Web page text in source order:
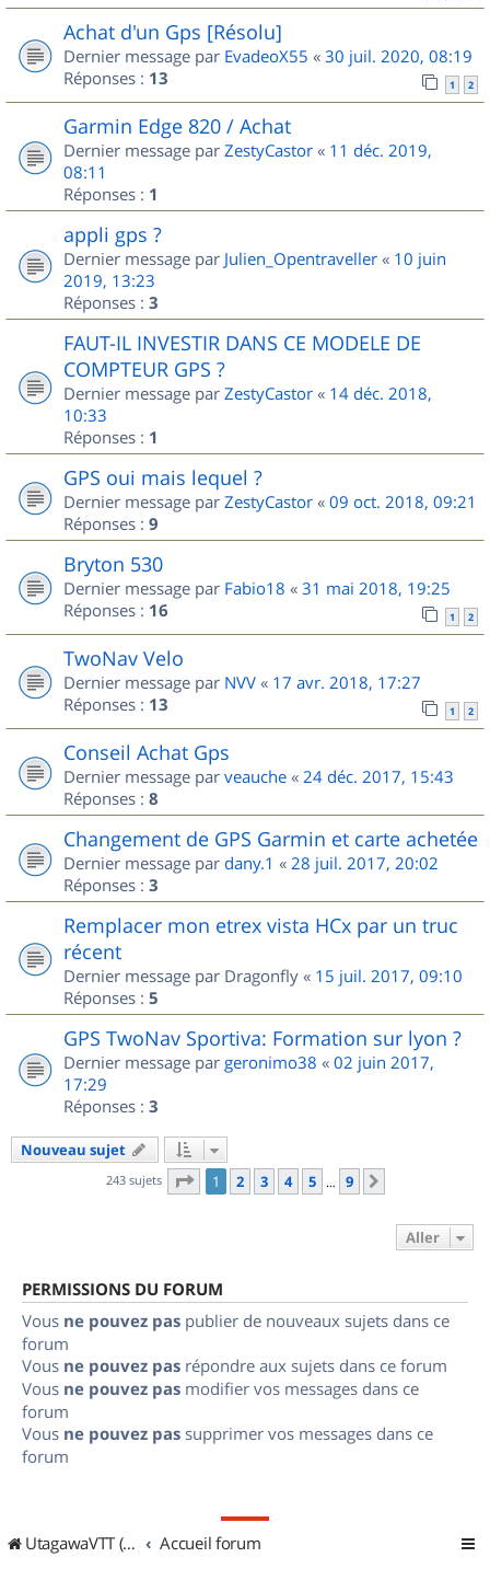
Achat d'un Gps [Résolu]
Dernier message par EvadeoX55 « 30 juil. 2020, 08:19
Réponses : 13 1 2
Garmin Edge 820 / Achat
Dernier message par ZestyCastor « 11 déc. 2019,
08:11
Réponses : 1
appli gps ?
Dernier message par Julien_Opentraveller « 10 juin
2019, 13:23
Réponses : 3
FAUT-IL INVESTIR DANS CE MODELE DE
COMPTEUR GPS ?
Dernier message par ZestyCastor « 14 déc. 2018,
10:33
Réponses : 1
GPS oui mais lequel ?
Dernier message par ZestyCastor « 09 oct. 2018, 09:21
Réponses : 9
Bryton 530
Dernier message par Fabio18 « 31 mai 2018, 19:25
Réponses : 16 1 2
TwoNav Velo
Dernier message par NVV « 17 avr. 2018, 17:27
Réponses : 13 1 2
Conseil Achat Gps
Dernier message par veauche « 24 déc. 2017, 15:43
Réponses : 8
Changement de GPS Garmin et carte achetée
Dernier message par dany.1 « 28 juil. 2017, 20:02
Réponses : 3
Remplacer mon etrex vista HCx par un truc
récent
Dernier message par Dragonfly « 15 juil. 2017, 09:10
Réponses : 5
GPS TwoNav Sportiva: Formation sur lyon ?
Dernier message par geronimo38 « 02 juin 2017,
17:29
Réponses : 3
Nouveau sujet
243 sujets Page 1sur
1 2 3 4 5 … 9
Aller
PERMISSIONS DU FORUM
Vous ne pouvez pas publier de nouveaux sujets dans ce
forum
Vous ne pouvez pas répondre aux sujets dans ce forum
Vous ne pouvez pas modifier vos messages dans ce
forum
Vous ne pouvez pas supprimer vos messages dans ce
forum
UtagawaVTT (Randos VTT et VTTAE avec traces GPS) Accueil forum